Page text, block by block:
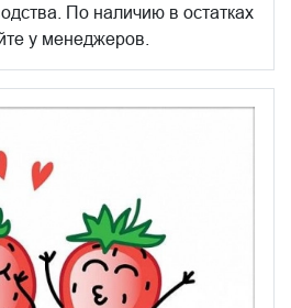
По наличию в остатках
у менеджеров.